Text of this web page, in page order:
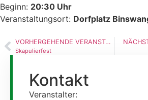
Beginn: 20:30 Uhr
Veranstaltungsort: Dorfplatz
VORHERGEHENDE VERANSTALTUNG
Skapulierfest
Kontakt
Veranstalter: